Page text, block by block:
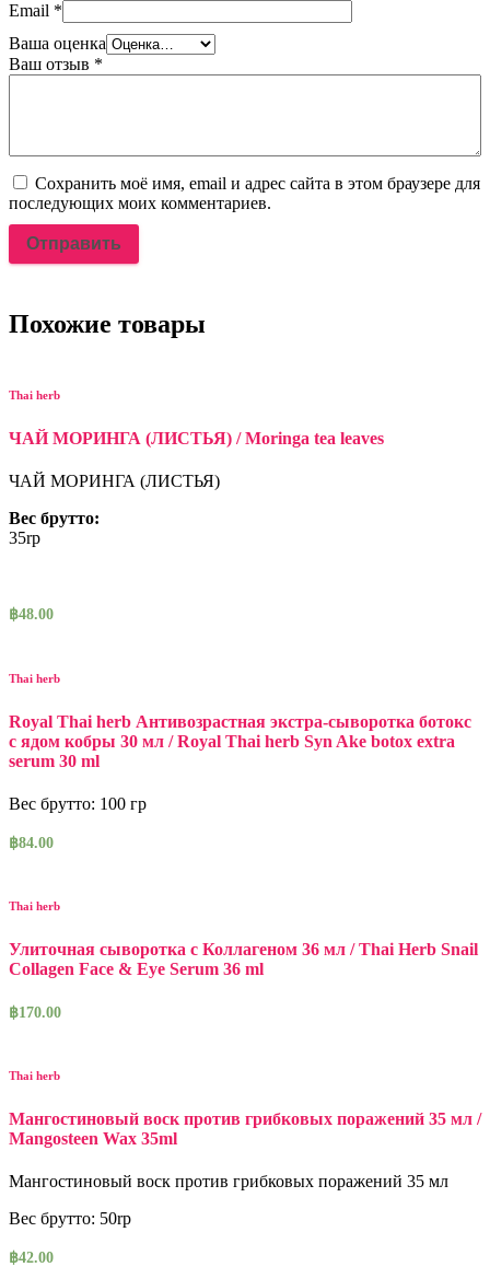
Email *
Ваша оценка
Ваш отзыв *
Сохранить моё имя, email и адрес сайта в этом браузере для
последующих моих комментариев.
Похожие товары
Thai herb
ЧАЙ МОРИНГА (ЛИСТЬЯ) / Moringa tea leaves
ЧАЙ МОРИНГА (ЛИСТЬЯ)
Вес брутто:
35rp
฿48.00
Thai herb
Royal Thai herb Антивозрастная экстра-сыворотка ботокс
с ядом кобры 30 мл / Royal Thai herb Syn Ake botox extra
serum 30 ml
Вес брутто: 100 гр
฿84.00
Thai herb
Улиточная сыворотка с Коллагеном 36 мл / Thai Herb Snail
Collagen Face & Eye Serum 36 ml
฿170.00
Thai herb
Мангостиновый воск против грибковых поражений 35 мл /
Mangosteen Wax 35ml
Мангостиновый воск против грибковых поражений 35 мл
Вес брутто: 50rp
฿42.00